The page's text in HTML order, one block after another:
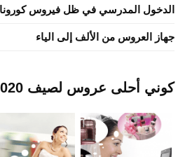
الدخول المدرسي في ظل فيروس كورونا
جهاز العروس من الألف إلى الياء
كوني أحلى عروس لصيف 2020